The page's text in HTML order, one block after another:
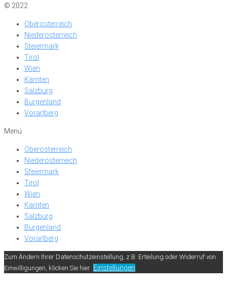
© 2022
Oberösterreich
Niederösterreich
Steiermark
Tirol
Wien
Kärnten
Salzburg
Burgenland
Vorarlberg
Menü
Oberösterreich
Niederösterreich
Steiermark
Tirol
Wien
Kärnten
Salzburg
Burgenland
Vorarlberg
Zum Ändern Ihrer Datenschutzeinstellung, z.B. Erteilung oder Widerruf von
Einwilligungen, klicken Sie hier: Einstellungen